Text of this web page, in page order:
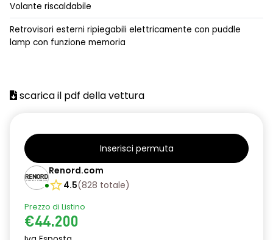
alzacristalli posteriori elettrici impulsionali
antenna shark
batteria di trazione 60 kWh
cavo di ricarica Modo 3 da 5 m con presa Tipo 2 da 22kW
cerchi in lega da 19"
chiusura centralizzata
climatizzatore automatico bi-zona
Volante riscaldabile
Retrovisori esterni ripiegabili elettricamente con puddle
lamp con funzione memoria
scarica il pdf della vettura
Inserisci permuta
Renord.com
4.5(828 totale)
Prezzo di Listino
€44.200